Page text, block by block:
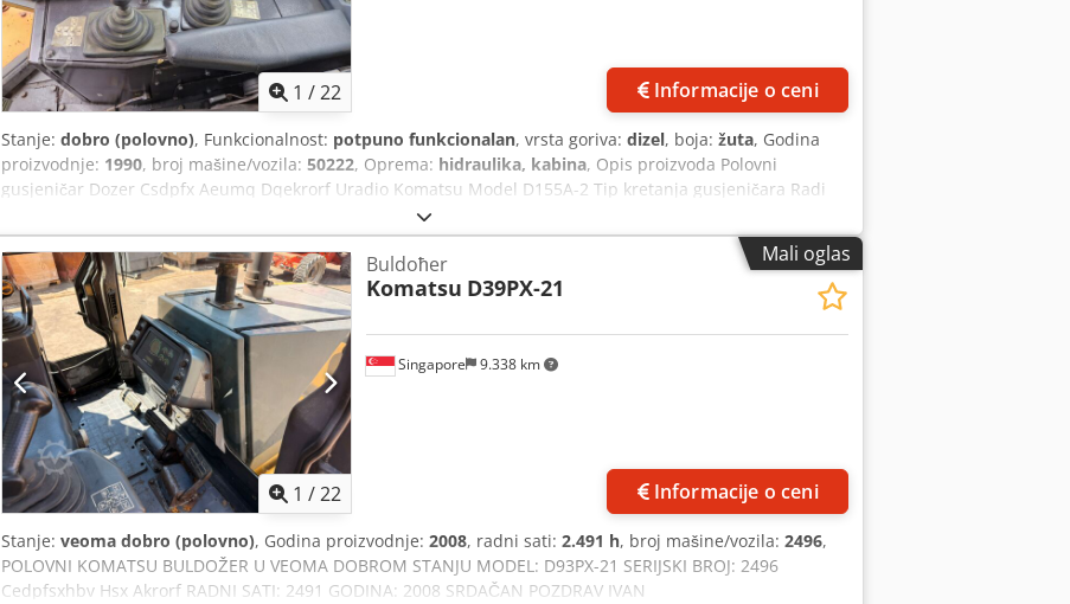
1 /22 Informacije o ceni
Stanje: dobro (polovno), Funkcionalnost: potpuno funkcionalan, vrsta goriva: dizel, boja: žuta, Godina
proizvodnje: 1990, broj mašine/vozila: 50222, Oprema: hidraulika, kabina, Opis proizvoda Polovni
gusjeničar Dozer Csdpfx Aeumq Dqekrorf Uradio Komatsu Model D155A-2 Tip kretanja gusjeničara Radi
na dizel motoru Mašina se prodaje kao stanje Više informacija kontaktirajte VIDЋAJ JPN Industrijski
trgovanje Pte doo 13A pandan polumesec, Singapur 128478
Mali oglas
1 /22
Singapore 9.338 km
Buldoћer
Komatsu D39PX-21
Informacije o ceni
Stanje: veoma dobro (polovno), Godina proizvodnje: 2008, radni sati: 2.491 h, broj mašine/vozila: 2496,
POLOVNI KOMATSU BULDOŽER U VEOMA DOBROM STANJU MODEL: D93PX-21 SERIJSKI BROJ: 2496
Cedpfsxhbv Hsx Akrorf RADNI SATI: 2491 GODINA: 2008 SRDAČAN POZDRAV IVAN